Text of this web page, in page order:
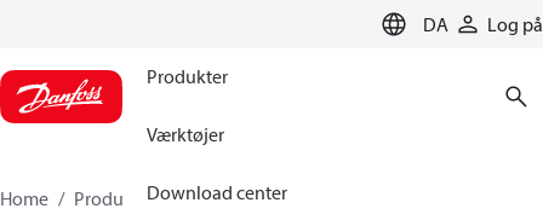
DA Log på
Produkter
Værktøjer
Download center
Home Produkter
Climate Solutions for heating